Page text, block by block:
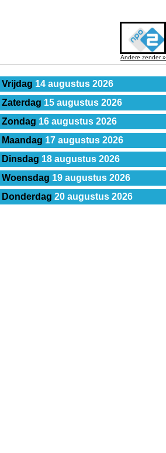
Andere zender »
Vrijdag 14 augustus 2026
Zaterdag 15 augustus 2026
Zondag 16 augustus 2026
Maandag 17 augustus 2026
Dinsdag 18 augustus 2026
Woensdag 19 augustus 2026
Donderdag 20 augustus 2026